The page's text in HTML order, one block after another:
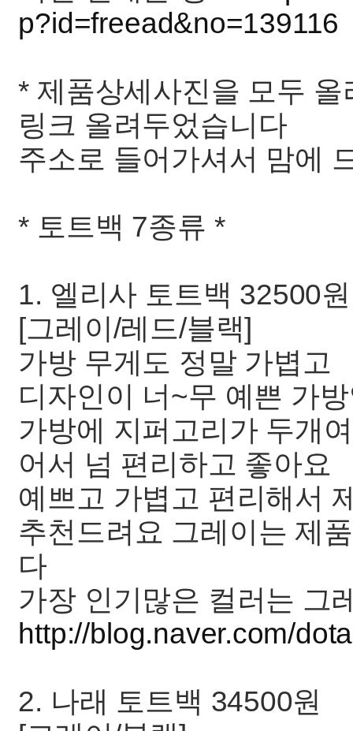
p?id=freead&no=139116
* 제품상세사진을 모두
링크 올려두었습니다
주소로 들어가셔서 맘에
* 토트백 7종류 *
1. 엘리사 토트백 32500
[그레이/레드/블랙]
가방 무게도 정말 가볍고
디자인이 너~무 예쁜 가
가방에 지퍼고리가 두개
어서 넘 편리하고 좋아요
예쁘고 가볍고 편리해서
추천드려요 그레이는 제
다
가장 인기많은 컬러는 그
http://blog.naver.com/
2. 나래 토트백 34500원